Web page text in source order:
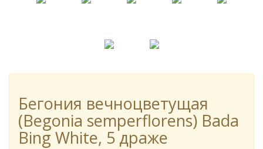
Бегония вечноцветущая
(Begonia semperflorens) Bada
Bing White, 5 драже